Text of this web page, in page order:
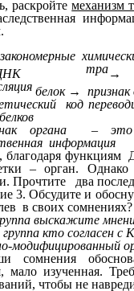
раскройтемеханизм
тра→
белок → признак
код
органа – это
информация
благодаря функциям
– орган. Однако
Прочтите два
3. Обсудите и
в своих сомнениях?
выскажите
кто согласен с
модифицированный
сомнения
мало изученная.
чтобы не